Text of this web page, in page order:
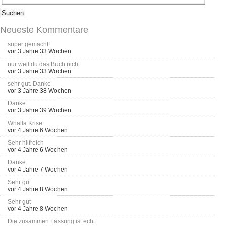
Neueste Kommentare
super gemacht!
vor 3 Jahre 33 Wochen
nur weil du das Buch nicht
vor 3 Jahre 33 Wochen
sehr gut. Danke
vor 3 Jahre 38 Wochen
Danke
vor 3 Jahre 39 Wochen
Whalla Krise
vor 4 Jahre 6 Wochen
Sehr hilfreich
vor 4 Jahre 6 Wochen
Danke
vor 4 Jahre 7 Wochen
Sehr gut
vor 4 Jahre 8 Wochen
Sehr gut
vor 4 Jahre 8 Wochen
Die zusammen Fassung ist echt